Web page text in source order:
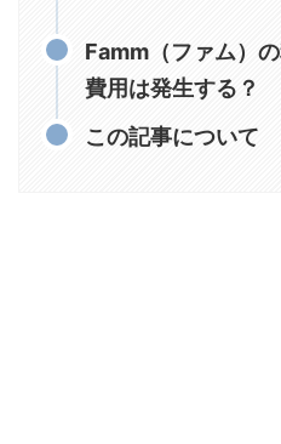
Famm（ファム）
費用は発生する？
この記事について